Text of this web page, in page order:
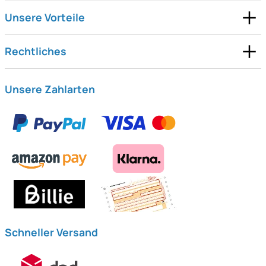
Unsere Vorteile
Rechtliches
Unsere Zahlarten
Schneller Versand